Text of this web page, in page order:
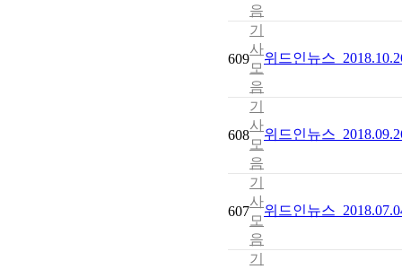
음
609
기
사
모
음
위드인뉴스
608
기
사
모
음
위드인뉴스
607
기
사
모
음
위드인뉴스
기